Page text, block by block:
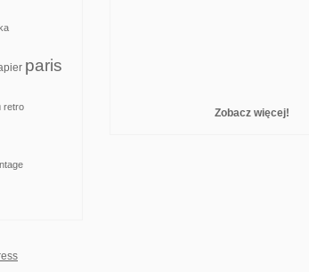
paris
retro Zobacz więcej!
whois: Nuno Sarmento Freelance WordPress Developer